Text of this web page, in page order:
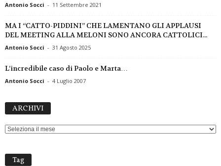
Antonio Socci - 11 Settembre 2021
MA I “CATTO-PIDDINI” CHE LAMENTANO GLI APPLAUSI
DEL MEETING ALLA MELONI SONO ANCORA CATTOLICI...
Antonio Socci - 31 Agosto 2025
L’incredibile caso di Paolo e Marta…
Antonio Socci - 4 Luglio 2007
ARCHIVI
Tag